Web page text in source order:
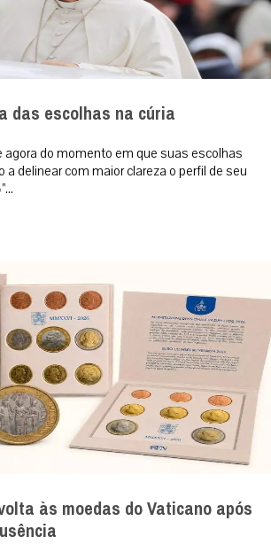
das escolhas na cúria
agora do momento em que suas escolhas
delinear com maior clareza o perfil de seu
às moedas do Vaticano após